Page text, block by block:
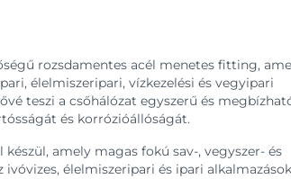
rozsdamentes acél menetes fitting,
élelmiszeripari, vízkezelési és vegyipari
teszi a csőhálózat egyszerű és
és korrózióállóságát.
amely magas fokú sav-, vegyszer- és
élelmiszeripari és ipari